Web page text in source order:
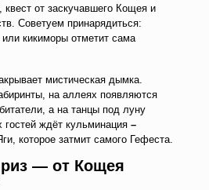
от заскучавшего Кощея и
Советуем принарядиться:
кикиморы отметит сама
мистическая дымка.
на аллеях появляются
а на танцы под луну
гостей ждёт кульминация –
которое затмит самого Гефеста.
— от Кощея